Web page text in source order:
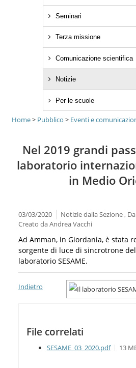
Seminari
Terza missione
Comunicazione scientifica
Notizie
Per le scuole
Home> Pubblico > Eventi e
Nel 2019 grandi
laboratorio
in Medio
03/03/2020
Notizie dalla Sezione ,
Creato daAndrea Vacchi
Ad Amman, in Giordania, è stata
sorgente di luce di sincrotrone
laboratorio SESAME.
Indietro
File correlati
SESAME_03_2020.pdf 13